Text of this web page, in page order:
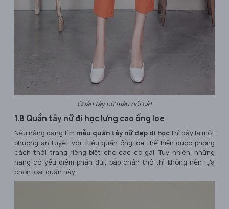
Quần tây nữ màu nổi bật
1.8 Quần tây nữ đi học lưng cao ống loe
Nếu nàng đang tìm mẫu quần tây nữ đẹp đi họcthì đây là một
phương án tuyệt vời. Kiểu quần ống loe thể hiện được phong
cách thời trang riêng biệt cho các cô gái. Tuy nhiên, những
nàng có yếu điểm phần đùi, bắp chân thô thì không nên lựa
chọn loại quần này.